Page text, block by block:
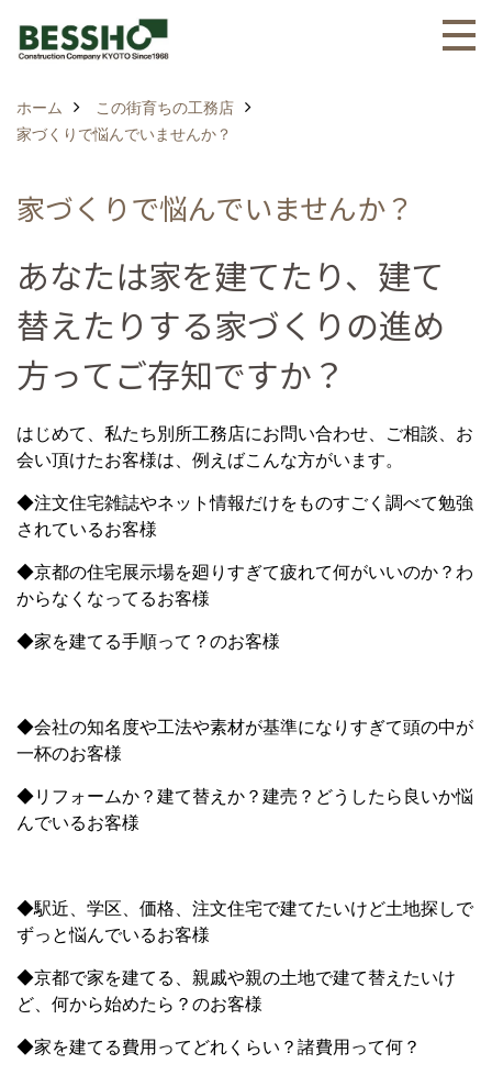
ホーム
この街育ちの工務店
家づくりで悩んでいませんか？
家づくりで悩んでいませんか？
あなたは家を建てたり、建て
替えたりする家づくりの進め
方ってご存知ですか？
はじめて、私たち別所工務店にお問い合わせ、ご相談、お
会い頂けたお客様は、例えばこんな方がいます。
◆注文住宅雑誌やネット情報だけをものすごく調べて勉強
されているお客様
◆京都の住宅展示場を廻りすぎて疲れて何がいいのか？わ
からなくなってるお客様
◆家を建てる手順って？のお客様
◆会社の知名度や工法や素材が基準になりすぎて頭の中が
一杯のお客様
◆リフォームか？建て替えか？建売？どうしたら良いか悩
んでいるお客様
◆駅近、学区、価格、注文住宅で建てたいけど土地探しで
ずっと悩んでいるお客様
◆京都で家を建てる、親戚や親の土地で建て替えたいけ
ど、何から始めたら？のお客様
◆家を建てる費用ってどれくらい？諸費用って何？